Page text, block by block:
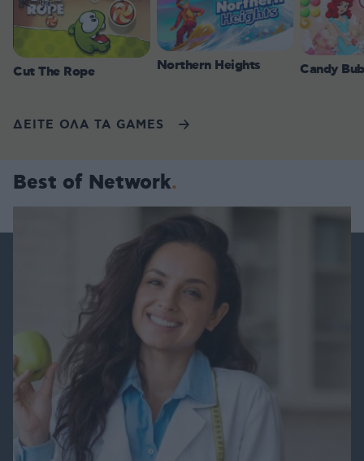
Cut The Rope Northern Heights Candy
ΔΕΙΤΕ ΟΛΑ ΤΑ GAMES
Best of Network